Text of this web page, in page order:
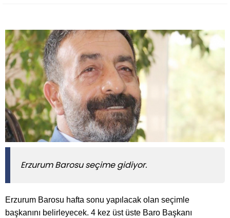
Erzurum Barosu seçime gidiyor.
Erzurum Barosu hafta sonu yapılacak olan seçimle
başkanını belirleyecek. 4 kez üst üste Baro Başkanı